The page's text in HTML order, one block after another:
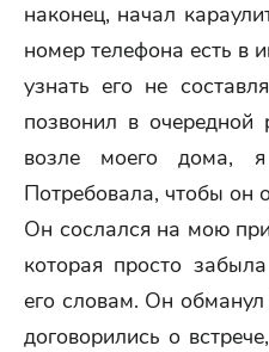
наконец, начал
номер телефона есть в
узнать его не
позвонил в очередной
возле моего дома, я
Потребовала, чтобы он
Он сослался на мою
которая просто
его словам. Он
договорились о